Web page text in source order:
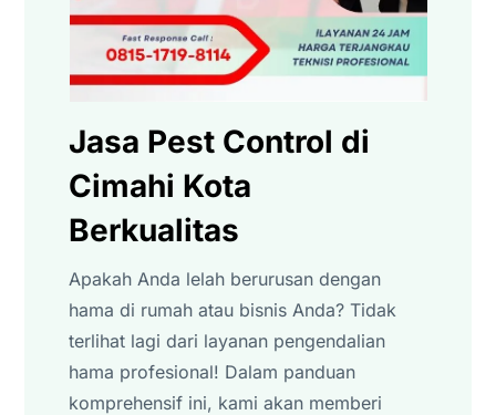
Jasa Pest Control di
Cimahi Kota
Berkualitas
Apakah Anda lelah berurusan dengan
hama di rumah atau bisnis Anda? Tidak
terlihat lagi dari layanan pengendalian
hama profesional! Dalam panduan
komprehensif ini, kami akan memberi